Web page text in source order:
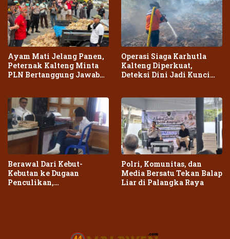
Ayam Mati Jelang Panen,
Peternak Kalteng Minta
PLN Bertanggung Jawab
Operasi Siaga Karhutla
Kalteng Diperkuat,
Deteksi Dini Jadi Kunci
Berawal Dari Kebut-
Kebutan ke Dugaan
Penculikan,
Polri, Komunitas, dan
Media Bersatu Tekan Balap
Liar di Palangka Raya